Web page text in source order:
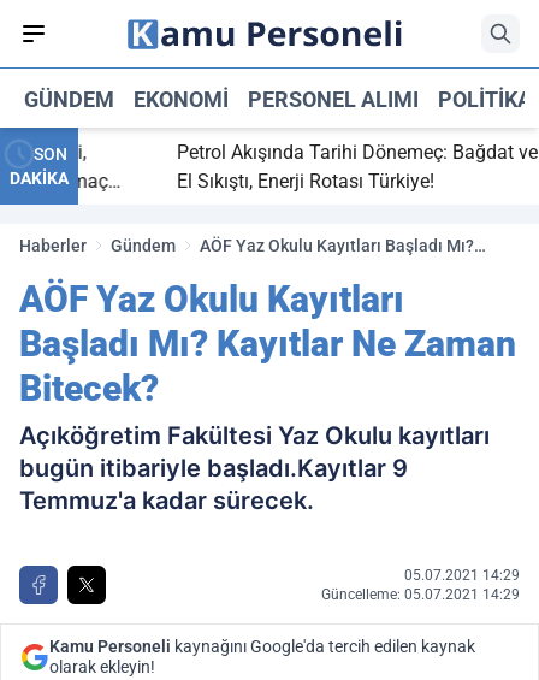
GÜNDEM EKONOMI PERSONEL ALIMI POLITIKA
SON
DAKİKA
bitti,
maç
Petrol Akışında Tarihi Dönemeç: Bağdat ve
El Sıkıştı, Enerji Rotası Türkiye!
Haberler Gündem
AÖF Yaz Okulu Kayıtları Başladı Mı?
AÖF Yaz Okulu Kayıtları
Başladı Mı? Kayıtlar Ne Zaman
Bitecek?
Açıköğretim Fakültesi Yaz Okulu kayıtları
bugün itibariyle başladı.Kayıtlar 9
Temmuz'a kadar sürecek.
05.07.2021 14:29
Güncelleme: 05.07.2021 14:29
Kamu Personeli kaynağını Google'da tercih edilen kaynak
olarak ekleyin!